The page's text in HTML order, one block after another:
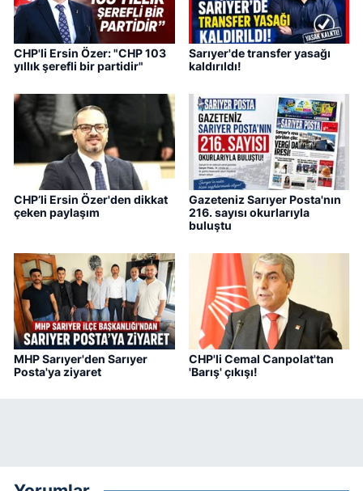
CHP'li Ersin Özer: "CHP 103
yıllık şerefli bir partidir"
Sarıyer'de transfer yasağı
kaldırıldı!
CHP’li Ersin Özer'den dikkat
çeken paylaşım
Gazeteniz Sarıyer Posta'nın
216. sayısı okurlarıyla
buluştu
MHP Sarıyer'den Sarıyer
Posta'ya ziyaret
CHP'li Cemal Canpolat'tan
'Barış' çıkışı!